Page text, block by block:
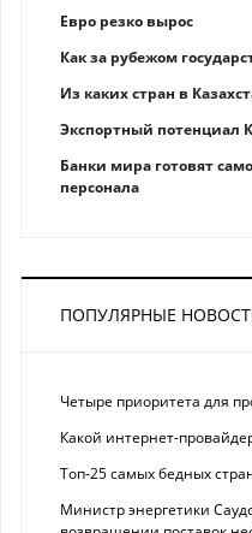
Eврo рeзкo вырос
Как за рубежом
Из каких стран в
Экспортный потенциал
Банки мира готовят
персонала
ПОПУЛЯРНЫЕ
Четыре приоритета для
Какой интернет-
Топ-25 самых бедных
Министр энергетики